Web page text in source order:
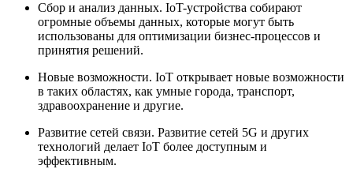
Сбор и анализ данных. IoT-устройства собирают
огромные объемы данных, которые могут быть
использованы для оптимизации бизнес-процессов и
принятия решений.
Новые возможности. IoT открывает новые возможности
в таких областях, как умные города, транспорт,
здравоохранение и другие.
Развитие сетей связи. Развитие сетей 5G и других
технологий делает IoT более доступным и
эффективным.